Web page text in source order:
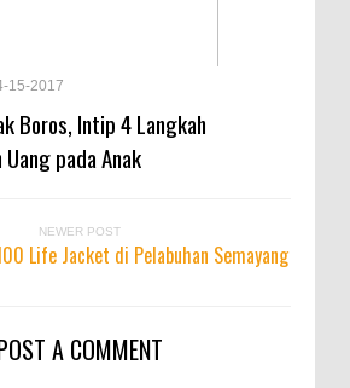
15-2017
Boros, Intip 4 Langkah
pada Anak
NEWER POST
Life Jacket di Pelabuhan Semayang
A COMMENT